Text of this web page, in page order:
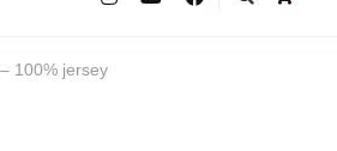
100% jersey